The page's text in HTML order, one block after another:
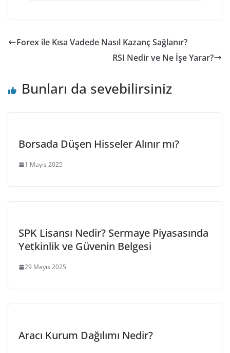
Forex ile Kısa Vadede Nasıl Kazanç Sağlanır?
RSI Nedir ve Ne İşe Yarar?
Bunları da sevebilirsiniz
Borsada Düşen Hisseler Alınır mı?
1 Mayıs 2025
SPK Lisansı Nedir? Sermaye Piyasasında
Yetkinlik ve Güvenin Belgesi
29 Mayıs 2025
Aracı Kurum Dağılımı Nedir?